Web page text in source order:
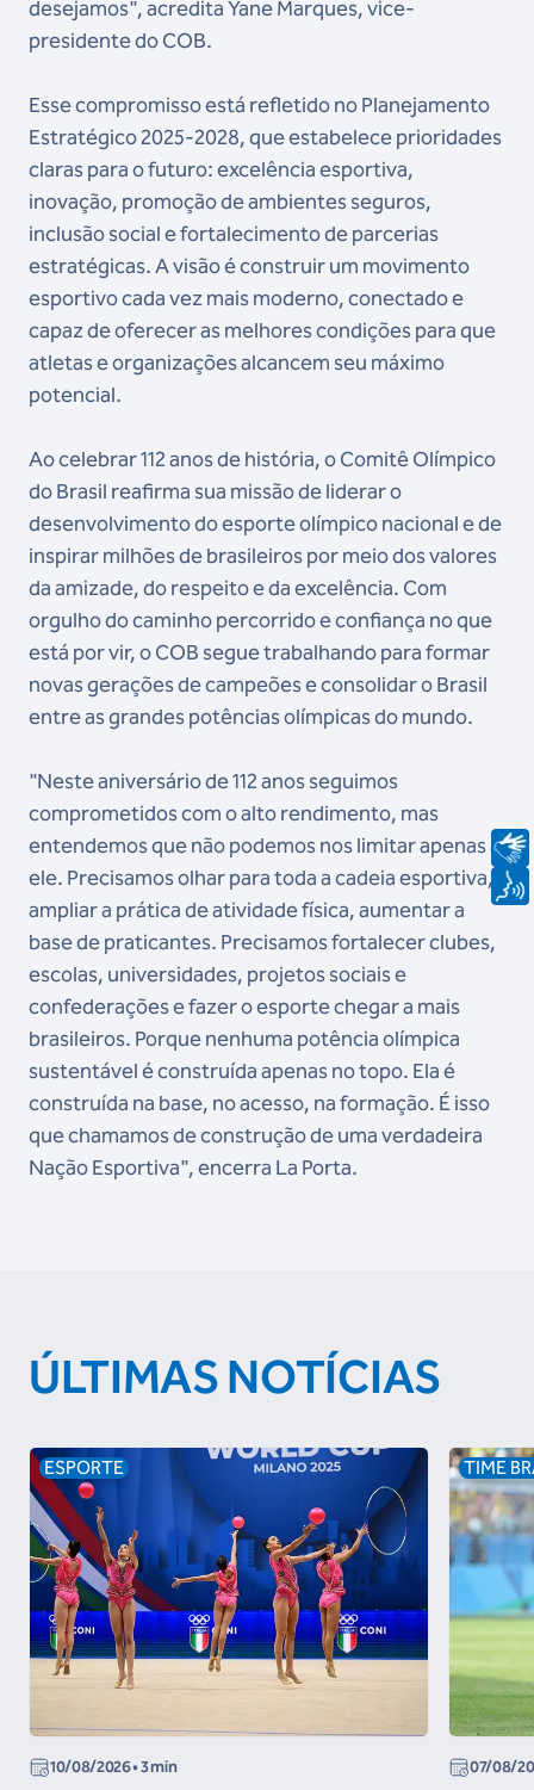
desejamos", acredita Yane Marques, vice-
presidente do COB.
Esse compromisso está refletido no Planejamento
Estratégico 2025-2028, que estabelece prioridades
claras para o futuro: excelência esportiva,
inovação, promoção de ambientes seguros,
inclusão social e fortalecimento de parcerias
estratégicas. A visão é construir um movimento
esportivo cada vez mais moderno, conectado e
capaz de oferecer as melhores condições para que
atletas e organizações alcancem seu máximo
potencial.
Ao celebrar 112 anos de história, o Comitê Olímpico
do Brasil reafirma sua missão de liderar o
desenvolvimento do esporte olímpico nacional e de
inspirar milhões de brasileiros por meio dos valores
da amizade, do respeito e da excelência. Com
orgulho do caminho percorrido e confiança no que
está por vir, o COB segue trabalhando para formar
novas gerações de campeões e consolidar o Brasil
entre as grandes potências olímpicas do mundo.
"Neste aniversário de 112 anos seguimos
comprometidos com o alto rendimento, mas
entendemos que não podemos nos limitar apenas a
ele. Precisamos olhar para toda a cadeia esportiva,
ampliar a prática de atividade física, aumentar a
base de praticantes. Precisamos fortalecer clubes,
escolas, universidades, projetos sociais e
confederações e fazer o esporte chegar a mais
brasileiros. Porque nenhuma potência olímpica
sustentável é construída apenas no topo. Ela é
construída na base, no acesso, na formação. É isso
que chamamos de construção de uma verdadeira
Nação Esportiva", encerra La Porta.
ÚLTIMAS NOTÍCIAS
ESPORTE
10/08/2026• 3 min
TIME
07/08/